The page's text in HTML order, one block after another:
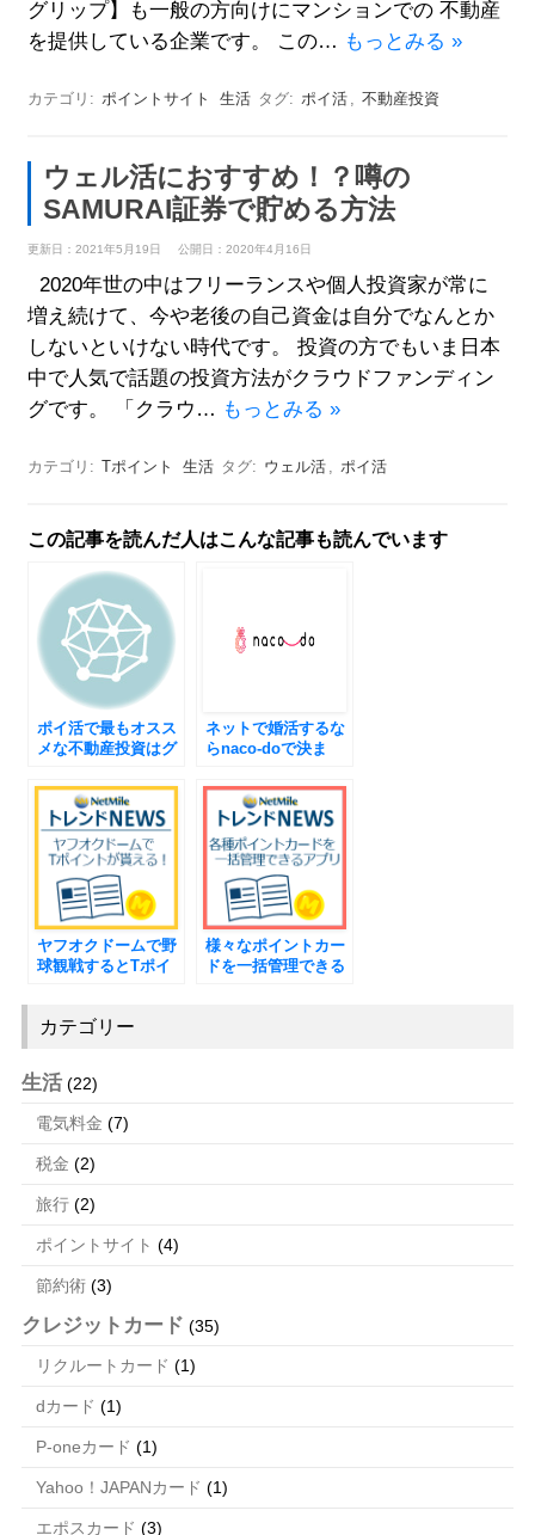
グリップ】も一般の方向けにマンションでの 不動産
を提供している企業です。 この… もっとみる »
カテゴリ: ポイントサイト 生活 タグ: ポイ活 不動産投資
ウェル活におすすめ！？噂の
SAMURAI証券で貯める方法
更新日：2021年5月19日 公開日：2020年4月16日
2020年世の中はフリーランスや個人投資家が常に
増え続けて、今や老後の自己資金は自分でなんとか
しないといけない時代です。 投資の方でもいま日本
中で人気で話題の投資方法がクラウドファンディン
グです。 「クラウ… もっとみる »
カテゴリ: Tポイント 生活 タグ: ウェル活 ポイ活
この記事を読んだ人はこんな記事も読んでいます
ポイ活で最もオスス
メな不動産投資はグ
ネットで婚活するな
らnaco-doで決ま
ヤフオクドームで野
球観戦するとTポイ
様々なポイントカー
ドを一括管理できる
カテゴリー
生活(22)
電気料金 (7)
税金 (2)
旅行(2)
ポイントサイト (4)
節約術(3)
クレジットカード (35)
リクルートカード (1)
dカード (1)
P-oneカード (1)
Yahoo！JAPANカード (1)
エポスカード (3)